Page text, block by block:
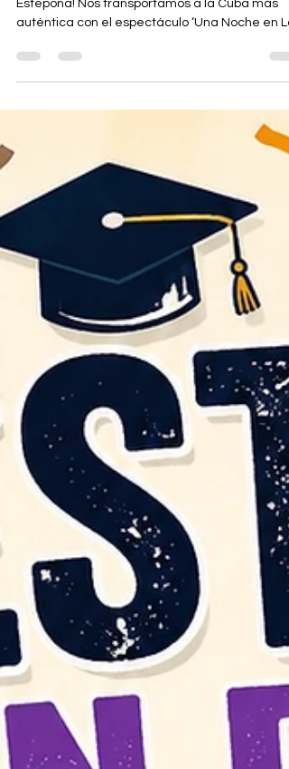
Una Noche en La Habana,
auténtica con el espectáculo ‘Una Noche en La
Habana’. La Bernáldez Latin Jazz Orchestra nos
deleitó con un recorrido por los grandes
de la música cubana. Fue una velada llena de
emoción, elegancia y sabor habanero, que nos
hizo sentir como si estuviéramos en la mágica
Habana de los años 50 y 60. Estepona brilló
un gran escenario para la cultura y la música
directo. ¡